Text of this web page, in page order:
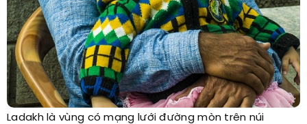
Ladakh là vùng có mạng lưới đường mòn trên núi